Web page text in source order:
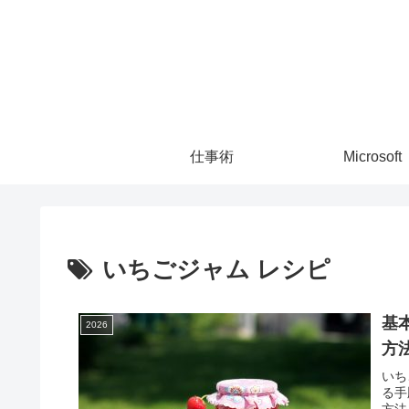
仕事術 Microsoft
いちごジャム レシピ
2026
基
方
い
る